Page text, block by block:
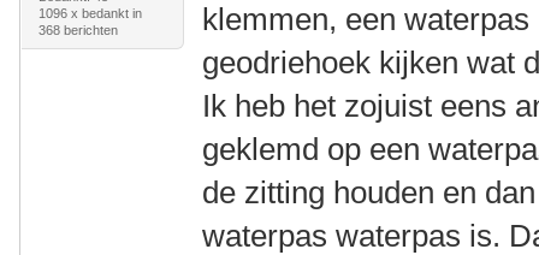
1096 x bedankt in
368 berichten
klemmen, een
geodriehoek kijken wat
Ik heb het zojuist eens
geklemd op een
de zitting houden en
waterpas waterpas is.